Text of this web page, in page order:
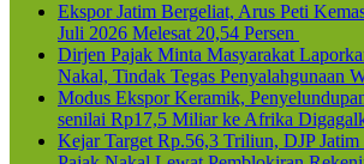
Ekspor Jatim Bergeliat, Arus Peti
Juli 2026 Melesat 20,54 Persen
Dirjen Pajak Minta Masyarakat
Nakal, Tindak Tegas Penyalahgunaan
Modus Ekspor Keramik,
senilai Rp17,5 Miliar ke Afrika
Kejar Target Rp.56,3 Triliun, DJP